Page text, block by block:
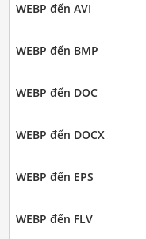
WEBP đến AVI
WEBP đến BMP
WEBP đến DOC
WEBP đến DOCX
WEBP đến EPS
WEBP đến FLV